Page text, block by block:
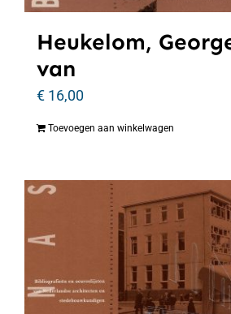
Heukelom,
van
€ 16,00
Toevoegen aan winkelwagen